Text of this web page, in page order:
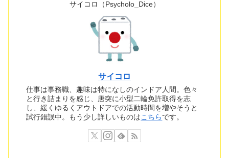
サイコロ（Psycholo_Dice）
サイコロ
仕事は事務職、趣味は特になしのインドア人間。色々
と行き詰まりを感じ、唐突に小型二輪免許取得を志
し、緩くゆるくアウトドアでの活動時間を増やそうと
試行錯誤中。もう少し詳しいものはこちらです。